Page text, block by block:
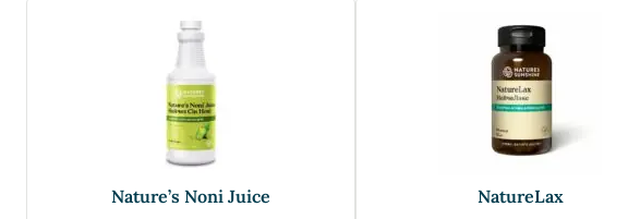
Nature’s Noni Juice NatureLax